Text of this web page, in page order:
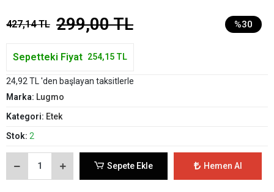
427,14 TL 299,00 TL %30
Sepetteki Fiyat 254,15 TL
24,92 TL 'den başlayan taksitlerle
Marka: Lugmo
Kategori: Etek
Stok: 2
Sepete Ekle Hemen Al